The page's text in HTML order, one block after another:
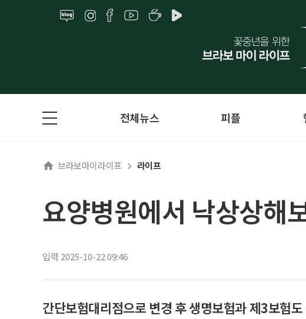
전체뉴스 피플
브라보마이라이프 라이프
요양병원에서 낙상상해
입력 2025-10-22 09:46
간단보험대리점으로 변경 후 생명보험과 제3보험